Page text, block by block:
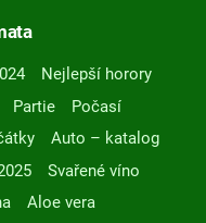
Nejlepší horory
Partie
Počasí
Auto – katalog
Svařené víno
Aloe vera